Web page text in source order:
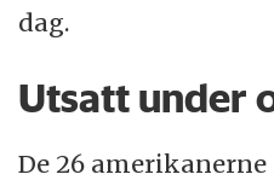
dag.
Utsatt under
De 26